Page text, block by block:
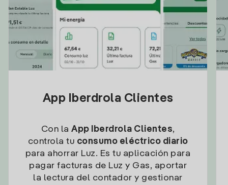
App Iberdrola Clientes
Con la App Iberdrola Clientes,
controla tu consumo eléctrico diario
para ahorrar Luz. Es tu aplicación para
pagar facturas de Luz y Gas, aportar
la lectura del contador y gestionar